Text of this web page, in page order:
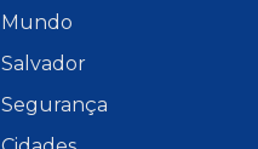
Mundo
Salvador
Segurança